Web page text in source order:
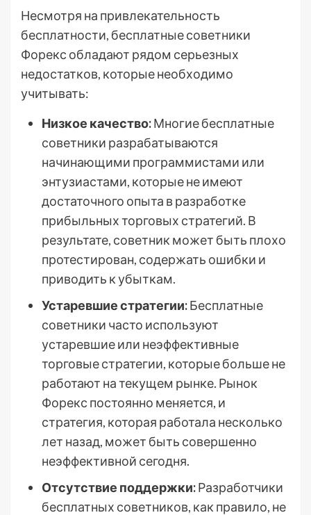
Несмотря на привлекательность
бесплатности, бесплатные советники
Форекс обладают рядом серьезных
недостатков, которые необходимо
учитывать:
Низкое качество:Многие бесплатные
советники разрабатываются
начинающими программистами или
энтузиастами, которые не имеют
достаточного опыта в разработке
прибыльных торговых стратегий. В
результате, советник может быть плохо
протестирован, содержать ошибки и
приводить к убыткам.
Устаревшие стратегии:Бесплатные
советники часто используют
устаревшие или неэффективные
торговые стратегии, которые больше не
работают на текущем рынке. Рынок
Форекс постоянно меняется, и
стратегия, которая работала несколько
лет назад, может быть совершенно
неэффективной сегодня.
Отсутствие поддержки:Разработчики
бесплатных советников, как правило, не